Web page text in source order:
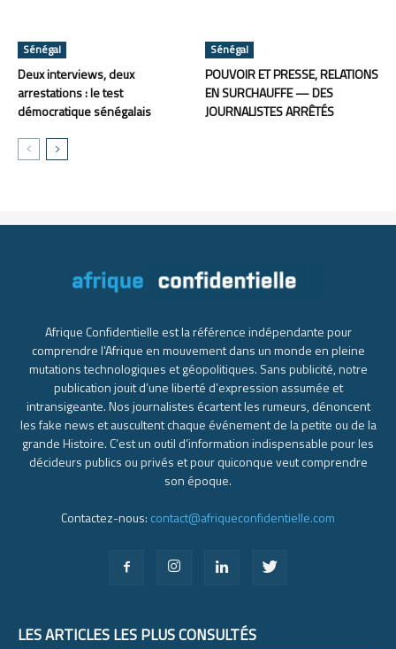
Sénégal
Deux interviews, deux
arrestations : le test
démocratique sénégalais
Sénégal
POUVOIR ET PRESSE, RELATIONS
EN SURCHAUFFE — DES
JOURNALISTES ARRÊTÉS
Afrique Confidentielle est la référence indépendante pour
comprendre l’Afrique en mouvement dans un monde en pleine
mutations technologiques et géopolitiques. Sans publicité, notre
publication jouit d’une liberté d’expression assumée et
intransigeante. Nos journalistes écartent les rumeurs, dénoncent
les fake news et auscultent chaque événement de la petite ou de la
grande Histoire. C’est un outil d’information indispensable pour les
décideurs publics ou privés et pour quiconque veut comprendre
son époque.
Contactez-nous: contact@afriqueconfidentielle.com
LES ARTICLES LES PLUS CONSULTÉS